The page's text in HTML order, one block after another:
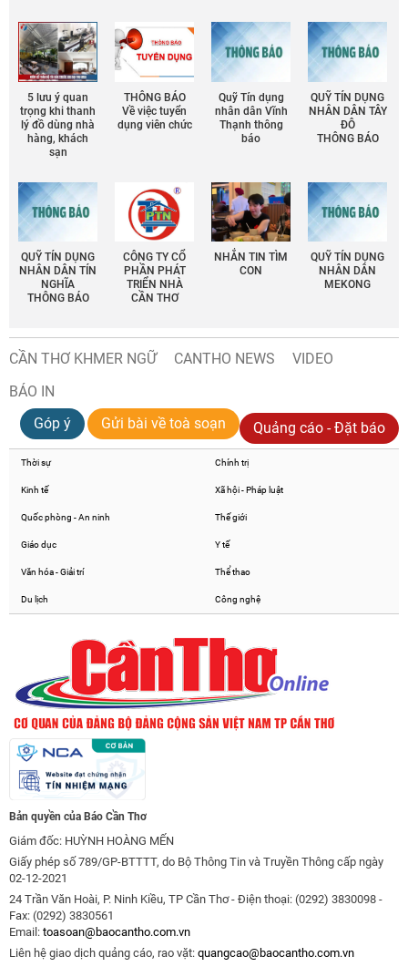
5 lưu ý quan
trọng khi thanh
lý đồ dùng nhà
hàng, khách
sạn
THÔNG BÁO
Về việc tuyển
dụng viên chức
Quỹ Tín dụng
nhân dân Vĩnh
Thạnh thông
báo
QUỸ TÍN DỤNG
NHÂN DÂN TÂY
ĐÔ
THÔNG BÁO
QUỸ TÍN DỤNG
NHÂN DÂN TÍN
NGHĨA
THÔNG BÁO
CÔNG TY CỔ
PHẦN PHÁT
TRIỂN NHÀ
CẦN THƠ
NHẮN TIN TÌM
CON
QUỸ TÍN DỤNG
NHÂN DÂN
MEKONG
CẦN THƠ KHMER NGỮ CANTHO NEWS
VIDEO
BÁO IN
Góp ý
Gửi bài về toà soạn Quảng cáo - Đặt báo
Thời sự Chính trị
Kinh tế Xã hội - Pháp luật
Quốc phòng - An ninh Thế giới
Giáo dục Y tế
Văn hóa - Giải trí Thể thao
Du lịch Công nghệ
Bản quyền của Báo Cần Thơ
Giám đốc: HUỲNH HOÀNG MẾN
Giấy phép số 789/GP-BTTTT, do Bộ Thông Tin và Truyền Thông cấp ngày
02-12-2021
24 Trần Văn Hoài, P. Ninh Kiều, TP Cần Thơ - Điện thoại: (0292) 3830098 -
Fax: (0292) 3830561
Email: toasoan@baocantho.com.vn
Liên hệ giao dịch quảng cáo, rao vặt: quangcao@baocantho.com.vn